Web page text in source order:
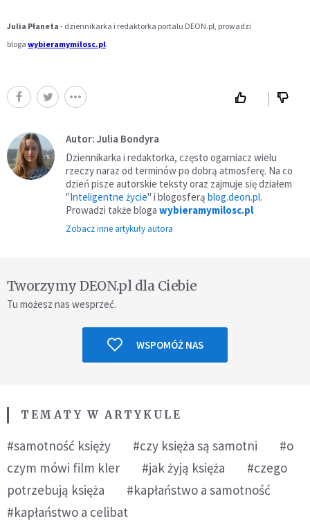
Julia Płaneta - dziennikarka i redaktorka portalu DEON.pl, prowadzi
bloga wybieramymilosc.pl.
Autor: Julia Bondyra
Dziennikarka i redaktorka, często ogarniacz wielu
rzeczy naraz od terminów po dobrą atmosferę. Na co
dzień pisze autorskie teksty oraz zajmuje się działem
"Inteligentne życie" i blogosferą blog.deon.pl.
Prowadzi także bloga wybieramymilosc.pl
Zobacz inne artykuły autora
Tworzymy DEON.pl dla Ciebie
Tu możesz nas wesprzeć.
WSPOMÓŻ NAS
TEMATY W ARTYKULE
#samotność księży #czy księża są samotni
#o
czym mówi film kler
#jak żyją księża
#czego
potrzebują księża
#kapłaństwo a samotność
#kapłaństwo a celibat